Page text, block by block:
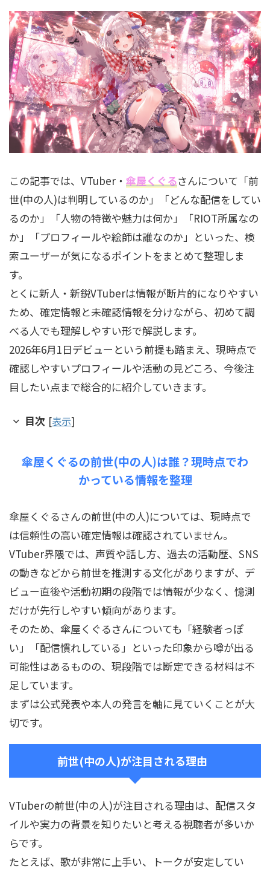
この記事では、VTuber・ 傘屋くぐるさんについて「前
世(中の人)は判明しているのか」「どんな配信をしてい
るのか」「人物の特徴や魅力は何か」「RIOT所属なの
か」「プロフィールや絵師は誰なのか」といった、検
索ユーザーが気になるポイントをまとめて整理しま
す。
とくに新人・新鋭VTuberは情報が断片的になりやすい
ため、確定情報と未確認情報を分けながら、初めて調
べる人でも理解しやすい形で解説します。
2026年6月1日デビューという前提も踏まえ、現時点で
確認しやすいプロフィールや活動の見どころ、今後注
目したい点まで総合的に紹介していきます。
目次 [表示]
傘屋くぐるの前世(中の人)は誰？現時点でわ
かっている情報を整理
傘屋くぐるさんの前世(中の人)については、現時点で
は信頼性の高い確定情報は確認されていません。
VTuber界隈では、声質や話し方、過去の活動歴、SNS
の動きなどから前世を推測する文化がありますが、デ
ビュー直後や活動初期の段階では情報が少なく、憶測
だけが先行しやすい傾向があります。
そのため、傘屋くぐるさんについても「経験者っぽ
い」「配信慣れしている」といった印象から噂が出る
可能性はあるものの、現段階では断定できる材料は不
足しています。
まずは公式発表や本人の発言を軸に見ていくことが大
切です。
前世(中の人)が注目される理由
VTuberの前世(中の人)が注目される理由は、配信スタ
イルや実力の背景を知りたいと考える視聴者が多いか
らです。
たとえば、歌が非常に上手い、トークが安定してい